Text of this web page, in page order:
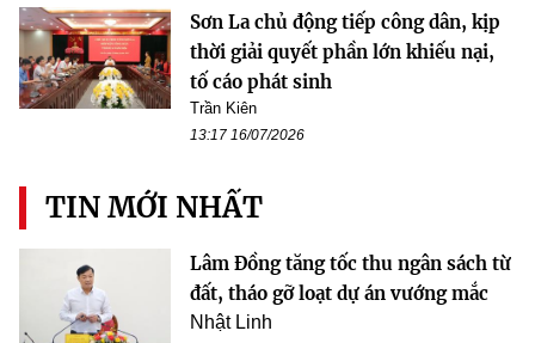
Sơn La chủ động tiếp công dân, kịp
thời giải quyết phần lớn khiếu nại,
tố cáo phát sinh
Trần Kiên
13:17 16/07/2026
TIN MỚI NHẤT
Lâm Đồng tăng tốc thu ngân sách từ
đất, tháo gỡ loạt dự án vướng mắc
Nhật Linh